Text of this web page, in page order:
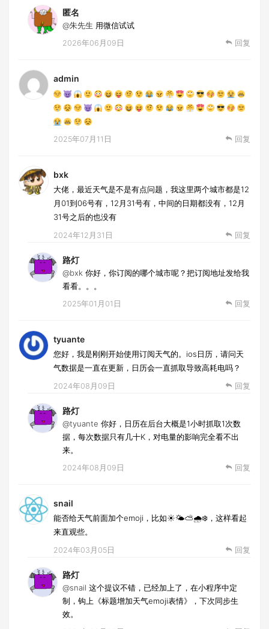
匿名
@朱先生 用微信试试
2026年06月09日 回复
admin
2025年07月11日 回复
bxk
大佬，最近天气是不是有点问题，我这里两个城市都是12
月01到06号有，12月31号有，中间的日期都没有，12月
31号之后的也没有
2024年12月31日 回复
路灯
@bxk 你好，你订阅的哪个城市呢？把订阅地址发给我
看看。。。
2025年01月01日 回复
tyuante
您好，我是刚刚开始使用订阅天气的。ios日历，请问天
气数据是一直在更新，日历会一直抓取导致高耗电吗？
2024年08月09日 回复
路灯
@tyuante 你好，日历在后台大概是1小时抓取1次数
据，每次数据只有几十K，对电量的影响完全看不出
来。
2024年08月09日 回复
snail
能否给天气前面加个emoji，比如☀️🌤️⛅️🌧️❄️，这样看起
来直观些。
2024年03月05日 回复
路灯
@snail 这个提议不错，已经加上了，在小程序中定
制，钩上《标题增加天气emoji表情》，下次同步生
效。